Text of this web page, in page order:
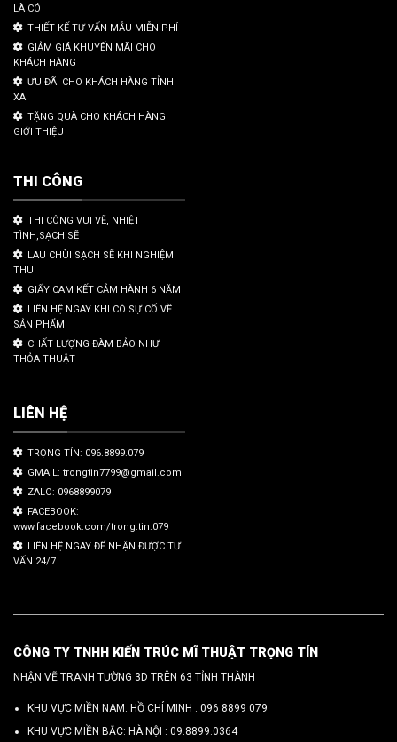
LÀ CÓ
THIẾT KẾ TƯ VẤN MẪU MIỄN PHÍ
GIẢM GIÁ KHUYẾN MÃI CHO
KHÁCH HÀNG
ƯU ĐÃI CHO KHÁCH HÀNG TỈNH
XA
TẶNG QUÀ CHO KHÁCH HÀNG
GIỚI THIỆU
THI CÔNG
THI CÔNG VUI VẼ, NHIỆT
TÌNH,SẠCH SẼ
LAU CHÙI SẠCH SẼ KHI NGHIỆM
THU
GIẤY CAM KẾT CẢM HÀNH 6 NĂM
LIÊN HỆ NGAY KHI CÓ SỰ CỐ VỀ
SẢN PHẨM
CHẤT LƯỢNG ĐÀM BẢO NHƯ
THỎA THUẬT
LIÊN HỆ
TRỌNG TÍN: 096.8899.079
GMAIL: trongtin7799@gmail.com
ZALO: 0968899079
FACEBOOK:
www.facebook.com/trong.tin.079
LIÊN HỆ NGAY ĐỂ NHẬN ĐƯỢC TƯ
VẤN 24/7.
CÔNG TY TNHH KIẾN TRÚC MĨ THUẬT TRỌNG TÍN
NHẬN VẼ TRANH TƯỜNG 3D TRÊN 63 TỈNH THÀNH
KHU VỰC MIỀN NAM: HỒ CHÍ MINH : 096 8899 079
KHU VỰC MIỀN BẮC: HÀ NỘI : 09.8899.0364